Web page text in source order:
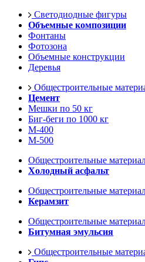
Светодиодные фигуры
Объемные композиции
Фонтаны
Фотозона
Объемные конструкции
Деревья
Общестроительные
Цемент
Мешки по 50 кг
Биг-беги по 1000 кг
М-400
М-500
Общестроительные
Холодный асфальт
Общестроительные
Керамзит
Общестроительные
Битумная эмульсия
Общестроительные